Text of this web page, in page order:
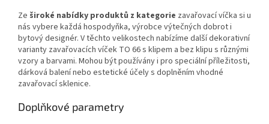
Ze široké nabídky produktů z kategorie zavařovací víčka si u
nás vybere každá hospodyňka, výrobce výtečných dobrot i
bytový designér. V těchto velikostech nabízíme další dekorativní
varianty zavařovacích víček TO 66s klipem a bez klipu s různými
vzory a barvami. Mohou být používány i pro speciální příležitosti,
dárková balení nebo estetické účely s doplněním vhodné
zavařovací sklenice.
Doplňkové parametry